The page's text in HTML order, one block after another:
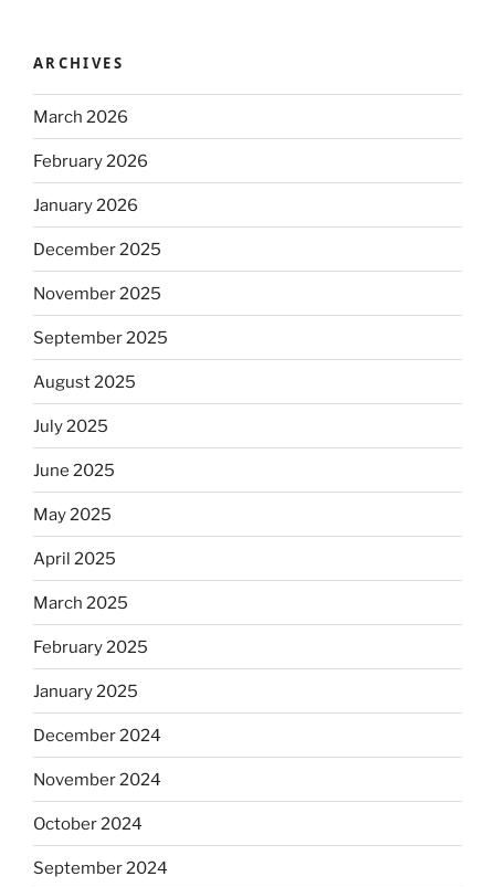
ARCHIVES
March 2026
February 2026
January 2026
December 2025
November 2025
September 2025
August 2025
July 2025
June 2025
May 2025
April 2025
March 2025
February 2025
January 2025
December 2024
November 2024
October 2024
September 2024